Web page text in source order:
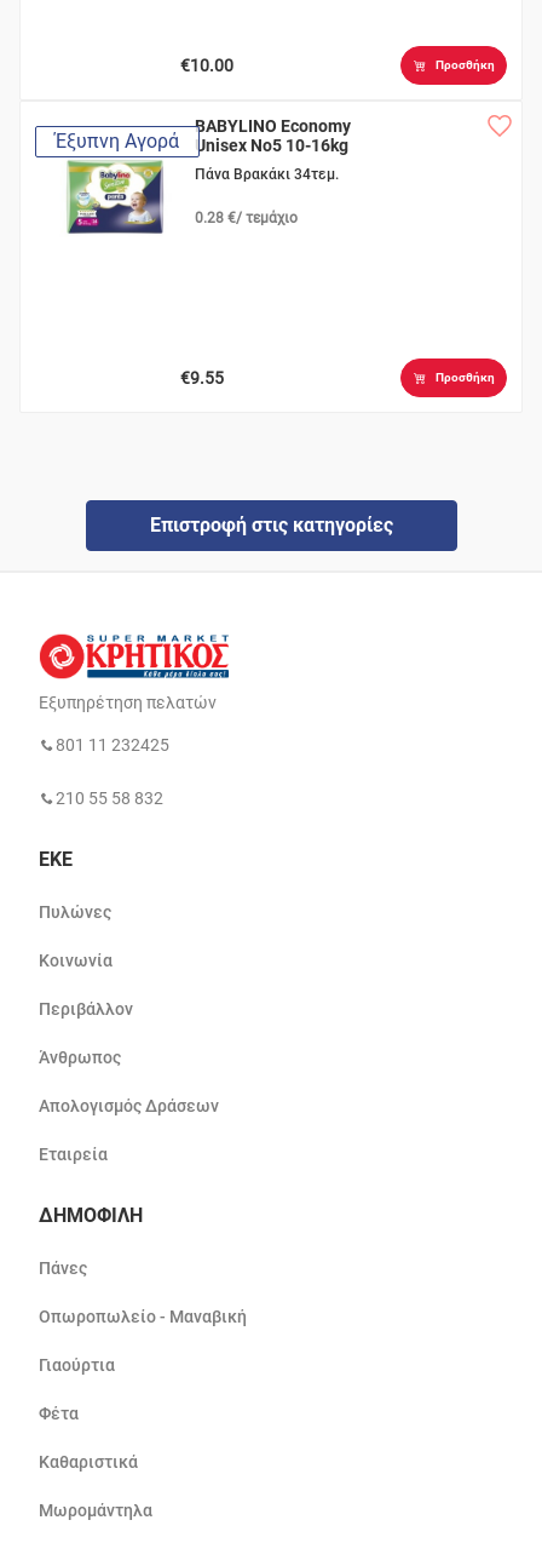
€10.00 Προσθήκη
Έξυπνη Αγορά
BABYLINO Economy
Unisex No5 10-16kg
Πάνα Βρακάκι 34τεμ.
0.28 €/ τεμάχιο
€9.55 Προσθήκη
Επιστροφή στις κατηγορίες
Εξυπηρέτηση πελατών
801 11 232425
210 55 58 832
ΕΚΕ
Πυλώνες
Κοινωνία
Περιβάλλον
Άνθρωπος
Απολογισμός Δράσεων
Εταιρεία
ΔΗΜΟΦΙΛΗ
Πάνες
Οπωροπωλείο - Μαναβική
Γιαούρτια
Φέτα
Καθαριστικά
Μωρομάντηλα